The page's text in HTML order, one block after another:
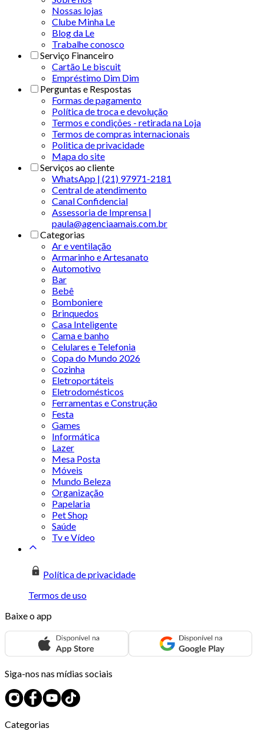
Nossas lojas
Clube Minha Le
Blog da Le
Trabalhe conosco
Serviço Financeiro
Cartão Le biscuit
Empréstimo Dim Dim
Perguntas e Respostas
Formas de pagamento
Política de troca e devolução
Termos e condições - retirada na Loja
Termos de compras internacionais
Politica de privacidade
Mapa do site
Serviços ao cliente
WhatsApp | (21) 97971-2181
Central de atendimento
Canal Confidencial
Assessoria de Imprensa |
paula@agenciaamais.com.br
Categorias
Ar e ventilação
Armarinho e Artesanato
Automotivo
Bar
Bebê
Bomboniere
Brinquedos
Casa Inteligente
Cama e banho
Celulares e Telefonia
Copa do Mundo 2026
Cozinha
Eletroportáteis
Eletrodomésticos
Ferramentas e Construção
Festa
Games
Informática
Lazer
Mesa Posta
Móveis
Mundo Beleza
Organização
Papelaria
Pet Shop
Saúde
Tv e Vídeo
Política de privacidade
Termos de uso
Baixe o app
Siga-nos nas mídias sociais
Categorias